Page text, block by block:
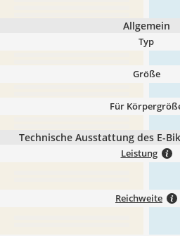
Allgemein
Typ
Größe
Für
Technische Ausstattung des E-
Leistung
Reichweite